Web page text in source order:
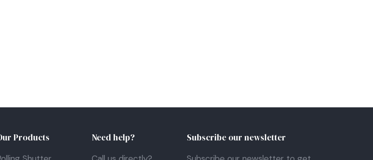
Products Need help? Subscribe our newsletter